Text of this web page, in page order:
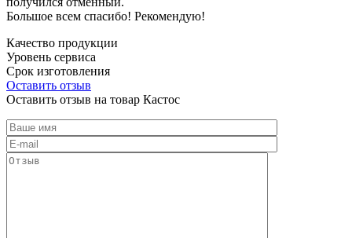
Большое всем спасибо! Рекомендую!
Качество продукции
Уровень сервиса
Срок изготовления
Оставить отзыв
Оставить отзыв на товар Кастос